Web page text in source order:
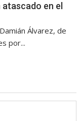
en el
Álvarez, de
por...